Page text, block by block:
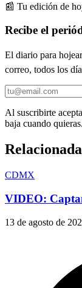
📰 Tu edición de
Recibe el
El diario para
correo, todos los
Al suscribirte
baja cuando quieras.
CDMX
VIDEO:
13 de agosto de